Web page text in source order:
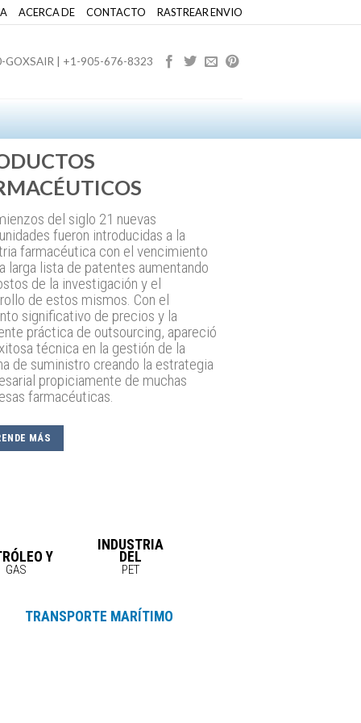
ACERCA DE CONTACTO RASTREAR ENVIO
GOXSAIR | +1-905-676-8323
del siglo 21 nuevas
fueron introducidas a la
farmacéutica con el vencimiento
larga lista de patentes aumentando
de la investigación y el
de estos mismos. Con el
significativo de precios y la
práctica de outsourcing, apareció
técnica en la gestión de la
de suministro creando la estrategia
propiciamente de muchas
farmacéuticas.
MÁS
Y
GAS
INDUSTRIA
DEL
PET
TRANSPORTE MARÍTIMO